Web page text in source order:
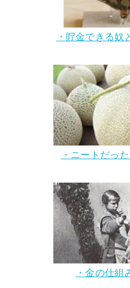
・貯金できる奴
・ニートだっ
・金の仕組